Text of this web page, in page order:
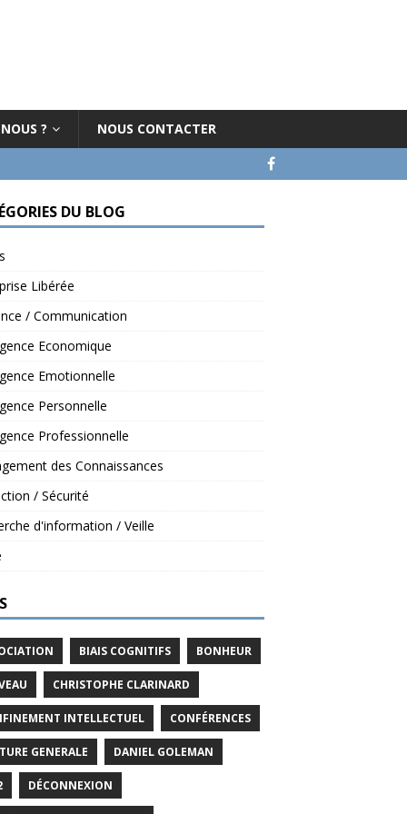
? NOUS CONTACTER
DU BLOG
Libérée
/ Communication
Economique
Emotionnelle
Personnelle
Professionnelle
des Connaissances
/ Sécurité
d'information / Veille
BIAIS COGNITIFS BONHEUR
CHRISTOPHE CLARINARD
INTELLECTUEL CONFÉRENCES
GENERALE DANIEL GOLEMAN
DÉCONNEXION